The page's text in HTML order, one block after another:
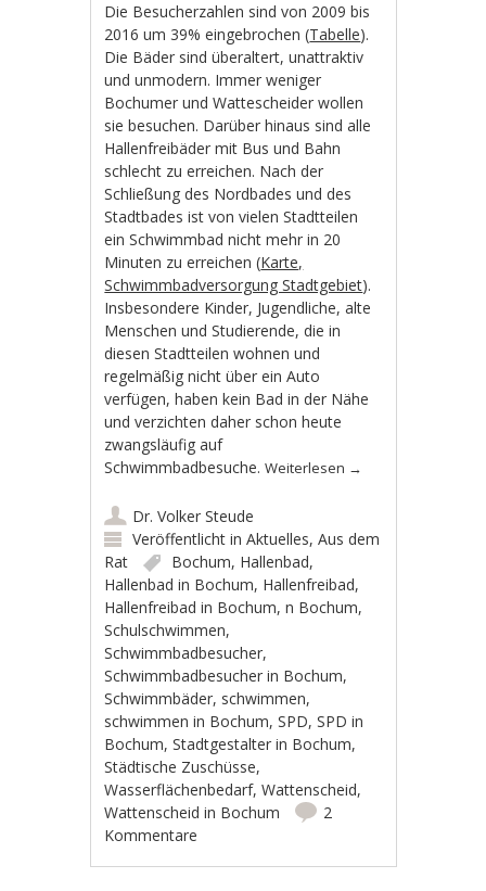
Die Besucherzahlen sind von 2009 bis
2016 um 39% eingebrochen (Tabelle).
Die Bäder sind überaltert, unattraktiv
und unmodern. Immer weniger
Bochumer und Wattescheider wollen
sie besuchen. Darüber hinaus sind alle
Hallenfreibäder mit Bus und Bahn
schlecht zu erreichen. Nach der
Schließung des Nordbades und des
Stadtbades ist von vielen Stadtteilen
ein Schwimmbad nicht mehr in 20
Minuten zu erreichen (Karte,
Schwimmbadversorgung Stadtgebiet).
Insbesondere Kinder, Jugendliche, alte
Menschen und Studierende, die in
diesen Stadtteilen wohnen und
regelmäßig nicht über ein Auto
verfügen, haben kein Bad in der Nähe
und verzichten daher schon heute
zwangsläufig auf
Schwimmbadbesuche.Weiterlesen →
Dr. Volker Steude
Veröffentlicht inAktuelles,Aus dem
Rat
Bochum, Hallenbad,
Hallenbad in Bochum, Hallenfreibad,
Hallenfreibad in Bochum,n Bochum,
Schulschwimmen,
Schwimmbadbesucher,
Schwimmbadbesucher in Bochum,
Schwimmbäder, schwimmen,
schwimmen in Bochum,SPD,SPD in
Bochum,Stadtgestalter in Bochum,
Städtische Zuschüsse,
Wasserflächenbedarf,Wattenscheid,
Wattenscheid in Bochum
2
Kommentare